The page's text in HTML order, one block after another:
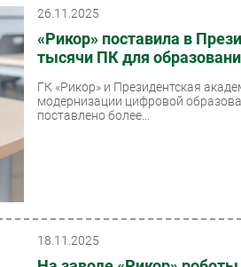
26.11.2025
«Рикор» поставила в
тысячи ПК для
ГК «Рикор» и Президентская
модернизации цифровой
поставлено более...
18.11.2025